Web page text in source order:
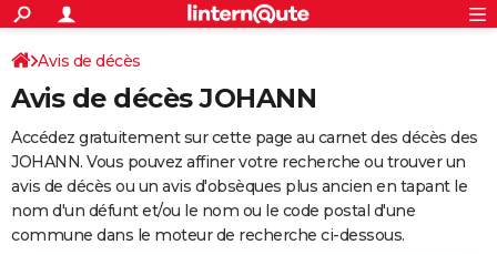
ACTUALITÉS
Politique
Société
Faits Divers
Education
Monde
Villes
+
SPORT
Coupe du monde 2026
Football
Tennis
Cyclisme
Rugby
Forum
Programme TV
TNT
Streaming
Cinéma
Sorties cinéma
Musique
+
FINANCE
Retraite
Epargne
Immobilier
Risques naturels par ville
Banque
Assurance
AUTO
Essais
Réserver un essai
Citadines
Berlines
SUV
Forum auto
+
Avis de décès
Avis de décès JOHANN
Accédez gratuitement sur cette page au carnet des décès des
JOHANN. Vous pouvez affiner votre recherche ou trouver un
avis de décès ou un avis d'obsèques plus ancien en tapant le
nom d'un défunt et/ou le nom ou le code postal d'une
commune dans le moteur de recherche ci-dessous.